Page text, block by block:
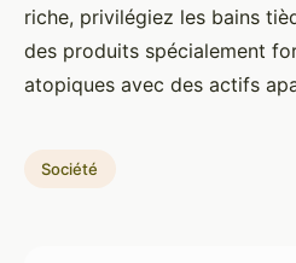
riche, privilégiez les bains
des produits spécialement
atopiques avec des actifs
Société